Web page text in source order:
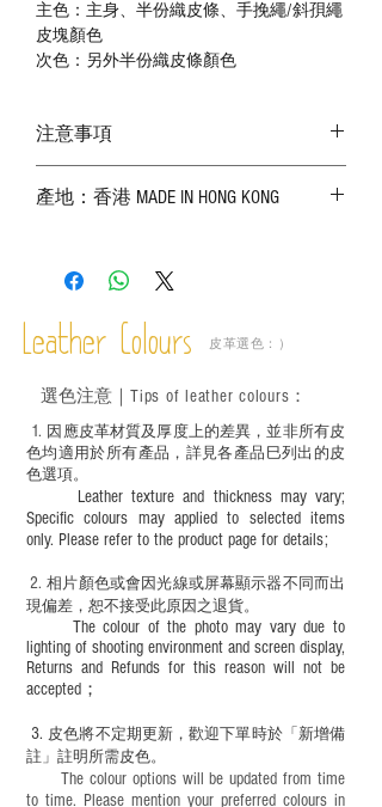
主色：主身、半份織皮條、手挽繩/斜孭繩
皮塊顏色
次色：另外半份織皮條顏色
注意事項
實物為準；
－ 植鞣皮革容易受環境、使用程度等產生
成後定期在皮面塗上皮革專用清潔劑及貂
鼠油等；
適合六歲以下兒童使用；六至十二歲兒童
必須由成年人陪同下使用並應小心處理。
產地：香港 MADE IN HONG KONG
Leather Colours 皮革選色：）
1. ​ 因應皮革材質及厚度上的差異，並非所有皮
色均適用於所有產品，詳見各產品巳列出的皮
色選項。
Leather texture and thickness may vary;
Specific colours may applied to selected items
only. Please refer to the product page for details;
​2.相片顏色或會因光線或屏幕顯示器不同而出
現偏差，恕不接受此原因之退貨。
The colour of the photo may vary due to
lighting of shooting environment and screen display,
Returns and Refunds for this reason will not be
accepted；
3. 皮色將不定期更新，歡迎下單時於「新增備
註」註明 所需皮色。
The colour options will be updated from time
to time. Please mention your preferred colours in
選色注意｜ Tips of leather colours ：